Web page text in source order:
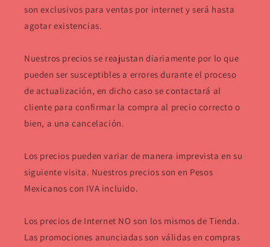
son exclusivos para ventas por internet y será hasta
agotar existencias.
Nuestros precios se reajustan diariamente por lo que
pueden ser susceptibles a errores durante el proceso
de actualización, en dicho caso se contactará al
cliente para confirmar la compra al precio correcto o
bien, a una cancelación.
Los precios pueden variar de manera imprevista en su
siguiente visita. Nuestros precios son en Pesos
Mexicanos con IVA incluido.
Los precios de Internet NO son los mismos de Tienda.
Las promociones anunciadas son válidas en compras